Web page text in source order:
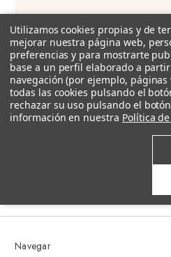
Suscríbete a
Recibe descuentos exclusivos,
tendencias
de
Navegar
Utilizamos cookies propias y de
mejorar nuestra página web,
preferencias y para mostrarte
base a un perfil elaborado a
navegación (por ejemplo, páginas
todas las cookies pulsando el
rechazar su uso pulsando el
información en nuestra Política